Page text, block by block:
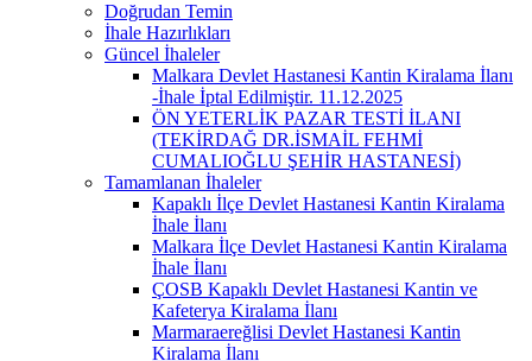
Doğrudan Temin
İhale Hazırlıkları
Güncel İhaleler
Malkara Devlet Hastanesi Kantin Kiralama İlanı
-İhale İptal Edilmiştir. 11.12.2025
ÖN YETERLİK PAZAR TESTİ İLANI
(TEKİRDAĞ DR.İSMAİL FEHMİ
CUMALIOĞLU ŞEHİR HASTANESİ)
Tamamlanan İhaleler
Kapaklı İlçe Devlet Hastanesi Kantin Kiralama
İhale İlanı
Malkara İlçe Devlet Hastanesi Kantin Kiralama
İhale İlanı
ÇOSB Kapaklı Devlet Hastanesi Kantin ve
Kafeterya Kiralama İlanı
Marmaraereğlisi Devlet Hastanesi Kantin
Kiralama İlanı